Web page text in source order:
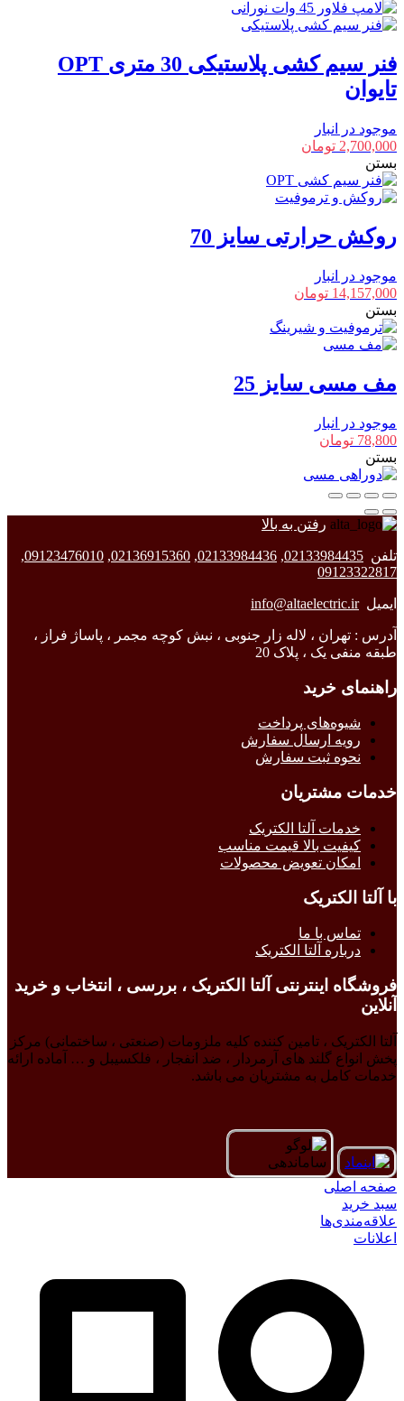
فنر سیم کشی پلاستیکی 30 متری OPT
تایوان
موجود در انبار
2,700,000 تومان
بستن
روکش حرارتی سایز 70
موجود در انبار
14,157,000 تومان
بستن
مف مسی سایز 25
موجود در انبار
78,800 تومان
بستن
رفتن به بالا
تلفن 02133984435
,
02133984436
,
02136915360
,
09123476010
,
09123322817
ایمیلinfo@altaelectric.ir
آدرس : تهران ، لاله زار جنوبی ، نبش کوچه مجمر ، پاساژ فراز ،
طبقه منفی یک ، پلاک 20
راهنمای خرید
شیوه‌های پرداخت
رویه ارسال سفارش
نحوه ثبت سفارش
خدمات مشتریان
خدمات آلتا الکتریک
کیفیت بالا قیمت مناسب
امکان تعویض محصولات
با آلتا الکتریک
تماس با ما
درباره آلتا الکتریک
فروشگاه اینترنتی آلتا الکتریک ، بررسی ، انتخاب و خرید
آنلاین
آلتا الکتریک ، تامین کننده کلیه ملزومات (صنعتی ، ساختمانی) مرکز
پخش انواع گلند های آرمردار ، ضد انفجار ، فلکسیبل و … آماده ارائه
خدمات کامل به مشتریان می باشد.
صفحه اصلی
سبد خرید
علاقه‌مندی‌ها
اعلانات